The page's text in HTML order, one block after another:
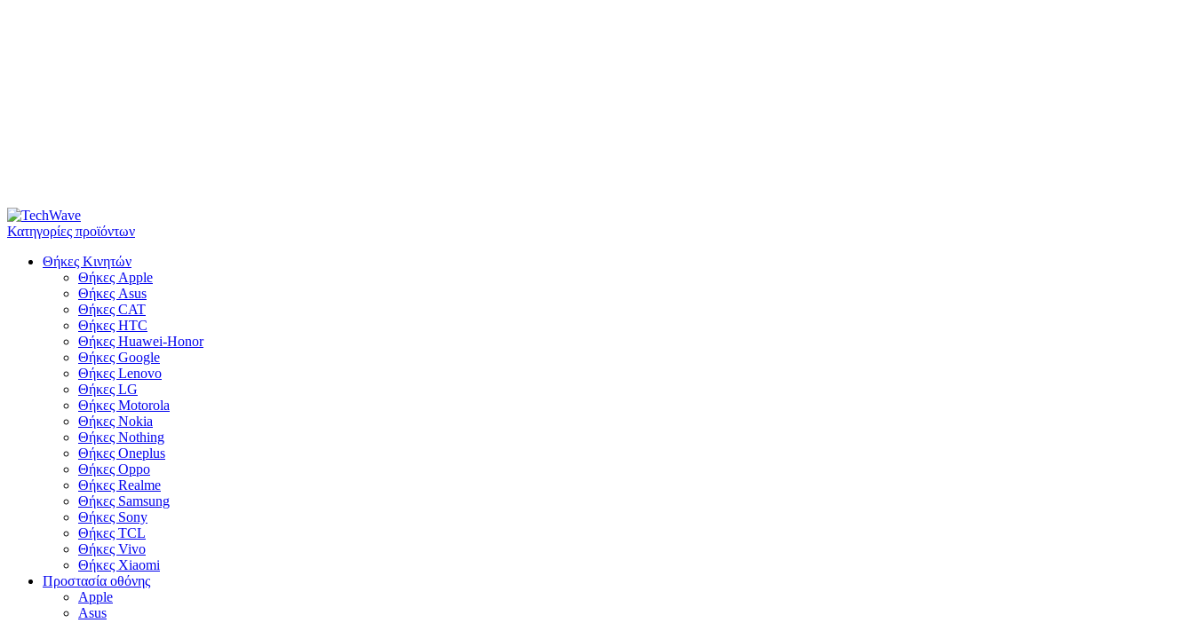
Κατηγορίες προϊόντων
Θήκες Κινητών
Θήκες Apple
Θήκες Asus
Θήκες CAT
Θήκες HTC
Θήκες Huawei-Honor
Θήκες Google
Θήκες Lenovo
Θήκες LG
Θήκες Motorola
Θήκες Nokia
Θήκες Nothing
Θήκες Oneplus
Θήκες Oppo
Θήκες Realme
Θήκες Samsung
Θήκες Sony
Θήκες TCL
Θήκες Vivo
Θήκες Xiaomi
Προστασία οθόνης
Apple
Asus